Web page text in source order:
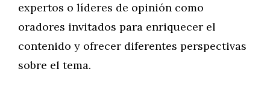
expertos o líderes de opinión como
oradores invitados para enriquecer el
contenido y ofrecer diferentes perspectivas
sobre el tema.